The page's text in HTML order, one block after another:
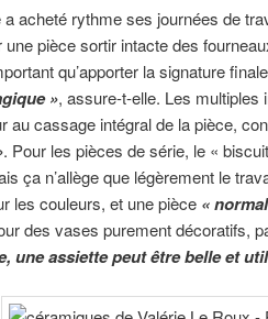
a acheté rythme ses journées de
pièce sortir intacte des
qu’apporter la signature
», assure-t-elle. Les multiples
au cassage intégral de la pièce,
. Pour les pièces de série, le «
ça n’allège que légèrement le
les couleurs, et une pièce «
des vases purement décoratifs,
une assiette peut être belle et